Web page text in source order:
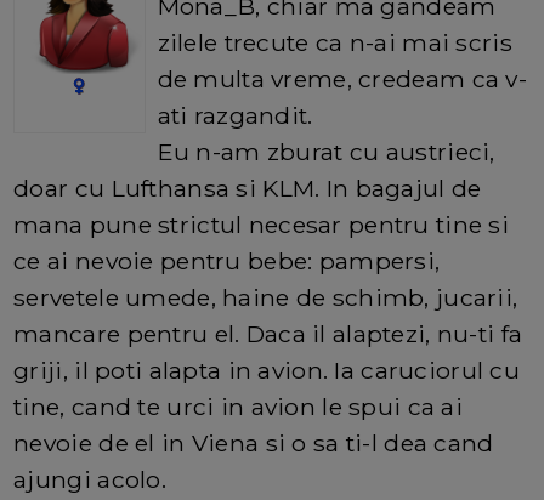
Mona_B, chiar ma gandeam
zilele trecute ca n-ai mai scris
de multa vreme, credeam ca v-
ati razgandit.
Eu n-am zburat cu austrieci,
doar cu Lufthansa si KLM. In bagajul de
mana pune strictul necesar pentru tine si
ce ai nevoie pentru bebe: pampersi,
servetele umede, haine de schimb, jucarii,
mancare pentru el. Daca il alaptezi, nu-ti fa
griji, il poti alapta in avion. Ia caruciorul cu
tine, cand te urci in avion le spui ca ai
nevoie de el in Viena si o sa ti-l dea cand
ajungi acolo.